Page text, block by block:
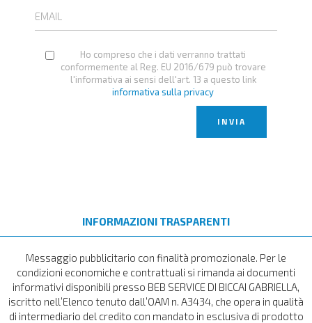
Ho compreso che i dati verranno trattati
conformemente al Reg. EU 2016/679 può trovare
l'informativa ai sensi dell'art. 13 a questo link
informativa sulla privacy
INFORMAZIONI TRASPARENTI
Messaggio pubblicitario con finalità promozionale. Per le
condizioni economiche e contrattuali si rimanda ai documenti
informativi disponibili presso BEB SERVICE DI BICCAI GABRIELLA,
iscritto nell’Elenco tenuto dall’OAM n. A3434, che opera in qualità
di intermediario del credito con mandato in esclusiva di prodotto